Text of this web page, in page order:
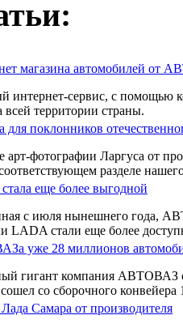
магазина автомобилей от
сервис, с помощью
территории страны.
поклонников
фотографии Ларгуса от
разделе
еще более выгодной
с июля нынешнего года,
LADA стали еще более
уже 28 миллионов
гигант компания АВТОВАЗ
со сборочного конвейера
Самара от производителя